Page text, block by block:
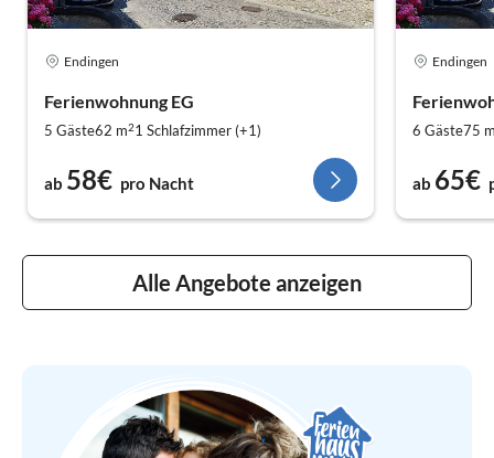
Endingen
Ferienwohnung EG
5 Gäste62 m21 Schlafzimmer (+1)
ab 58€ pro Nacht
Endingen
6 Gäste75
ab 65€
Alle Angebote anzeigen